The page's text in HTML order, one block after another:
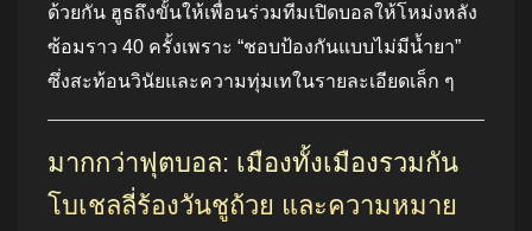
ด้วยกัน ฮูธถึงขั้นให้เพื่อนร่วมทีมเปิดบอลให้โหม่งหลัง
ซ้อมราว 40 ครั้งเพราะ “ชอบป้องกันแบบไม่มีน้ำยา”
ซึ่งสะท้อนวินัยและความทุ่มเทในรายละเอียดเล็ก ๆ
มากกว่าฟุตบอล: เมืองทั้งเมืองรวมกัน
โบเชลลี่ร้องวันชูถ้วย และความหมาย